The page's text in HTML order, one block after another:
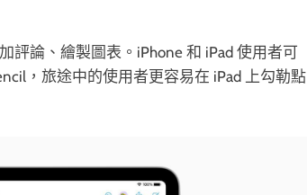
評論、繪製圖表。iPhone 和 iPad 使用者可
，旅途中的使用者更容易在 iPad 上勾勒點